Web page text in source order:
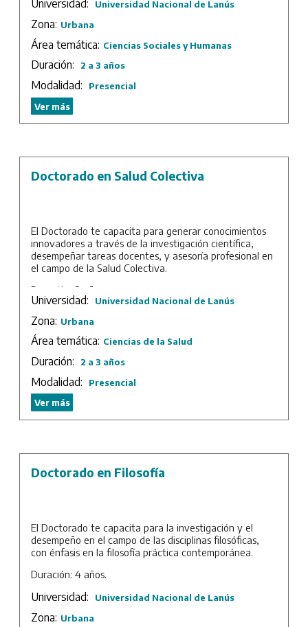
siguiendo los lineamientos marcados por la Doctrina de
Derechos Humanos.
Duración: 3 años.
Universidad: Universidad Nacional de Lanús
Zona: Urbana
Área temática: Ciencias Sociales y Humanas
Duración: 2 a 3 años
Modalidad:
Presencial
Ver más
Doctorado en Salud Colectiva
El Doctorado te capacita para generar conocimientos
innovadores a través de la investigación científica,
desempeñar tareas docentes, y asesoría profesional en
el campo de la Salud Colectiva.
Duración: 3 años.
Universidad: Universidad Nacional de Lanús
Zona: Urbana
Área temática: Ciencias de la Salud
Duración: 2 a 3 años
Modalidad:
Presencial
Ver más
Doctorado en Filosofía
El Doctorado te capacita para la investigación y el
desempeño en el campo de las disciplinas filosóficas,
con énfasis en la filosofía práctica contemporánea.
Duración: 4 años.
Universidad: Universidad Nacional de Lanús
Zona: Urbana